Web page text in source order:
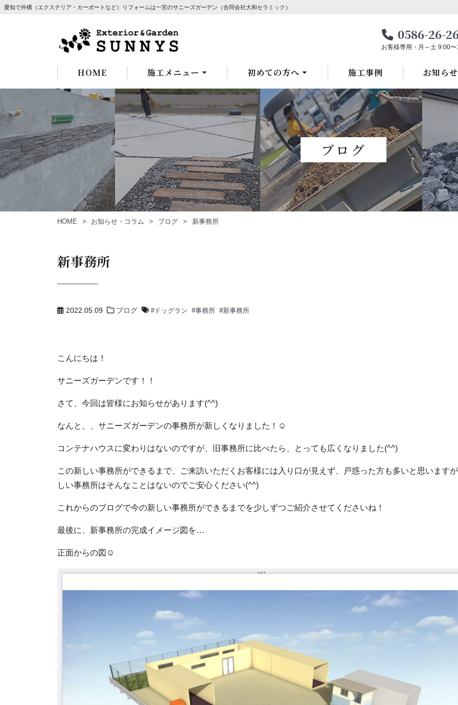
愛知で外構（エクステリア・カーポートなど）リフォームは一宮のサニーズガーデン（合同会社大和セラミック）
0586-26-
お客様専用・月～土 9:00
HOME 施工メニュー 初めての方へ 施工事例 お知ら
ブログ
HOME お知らせ・コラム ブログ 新事務所
新事務所
2022.05.09 ブログ ドッグラン 事務所 新事務所
こんにちは！
サニーズガーデンです！！
さて、今回は皆様にお知らせがあります(^^)
なんと、、サニーズガーデンの事務所が新しくなりました！☺︎
コンテナハウスに変わりはないのですが、旧事務所に比べたら、とっても広くなりました(^^)
この新しい事務所ができるまで、ご来訪いただくお客様には入り口が見えず、戸惑った方も多いと思います
しい事務所はそんなことはないのでご安心ください(^^)
これからのブログで今の新しい事務所ができるまでを少しずつご紹介させてくださいね！
最後に、新事務所の完成イメージ図を…
正面からの図☺︎